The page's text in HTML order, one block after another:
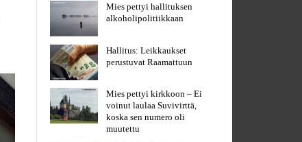
Mies pettyi hallituksen
alkoholipolitiikkaan
Hallitus: Leikkaukset
perustuvat Raamattuun
Mies pettyi kirkkoon – Ei
voinut laulaa Suvivirttä,
koska sen numero oli
muutettu